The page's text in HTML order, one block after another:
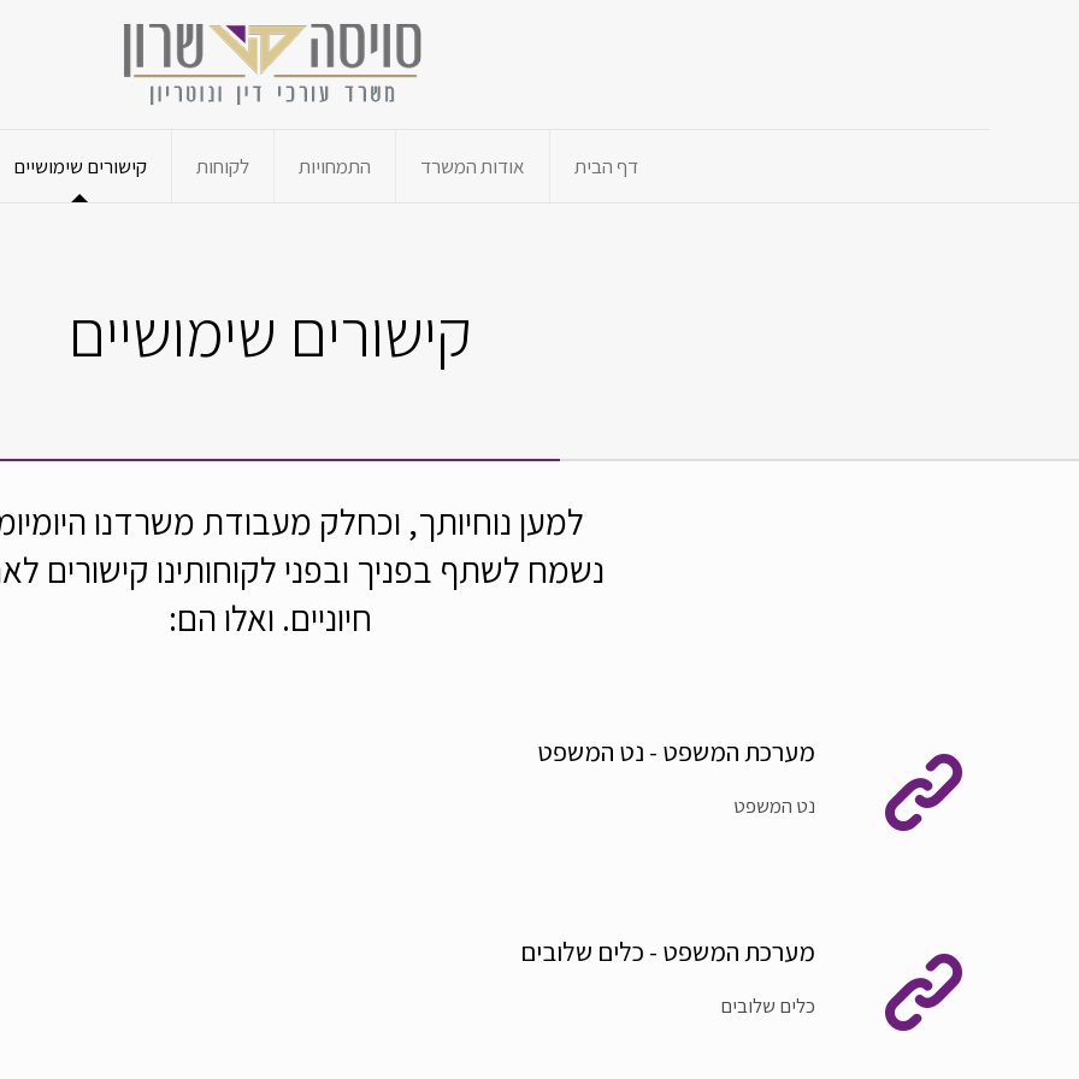
דף הבית אודות המשרד התמחויות לקוחות קישורים שימושיים
קישורים שימושיים
למען נוחיותך, וכחלק מעבודת משרדנו
נשמח לשתף בפניך ובפני לקוחותינו קישורים
חיוניים. ואלו הם:
מערכת המשפט - נט המשפט
נט המשפט
מערכת המשפט - כלים שלובים
כלים שלובים